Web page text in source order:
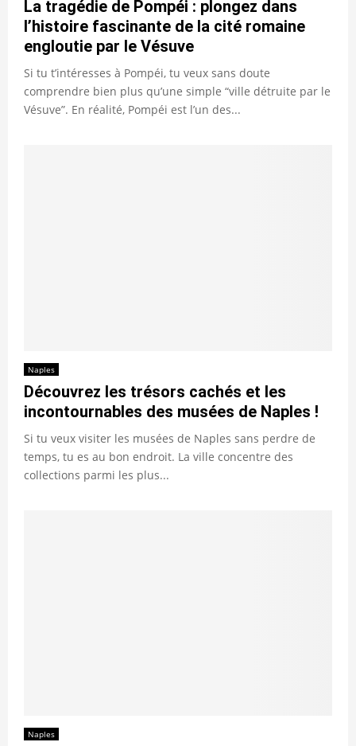
La tragédie de Pompéi : plongez dans
l’histoire fascinante de la cité romaine
engloutie par le Vésuve
Si tu t’intéresses à Pompéi, tu veux sans doute
comprendre bien plus qu’une simple “ville détruite par le
Vésuve”. En réalité, Pompéi est l’un des...
Naples
Découvrez les trésors cachés et les
incontournables des musées de Naples !
Si tu veux visiter les musées de Naples sans perdre de
temps, tu es au bon endroit. La ville concentre des
collections parmi les plus...
Naples